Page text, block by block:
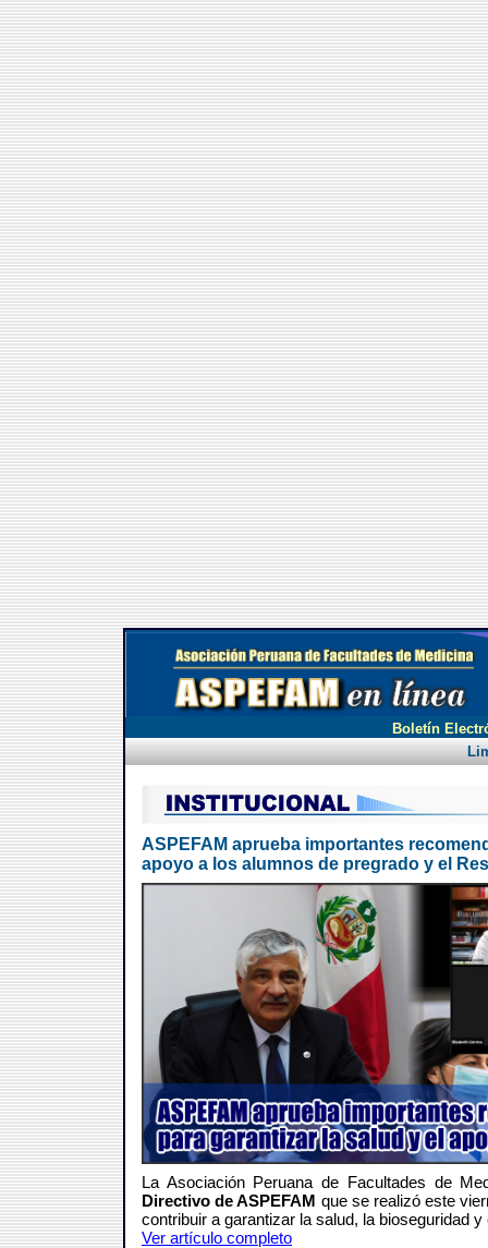
Boletín
ASPEFAM aprueba importantes
apoyo a los alumnos de pregrado y el
La Asociación Peruana de Facultades de
Directivo de ASPEFAM que se realizó este
contribuir a garantizar la salud, la bioseguridad
Ver artículo completo